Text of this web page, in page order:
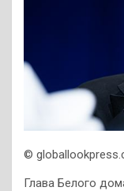
©
Глава Белого